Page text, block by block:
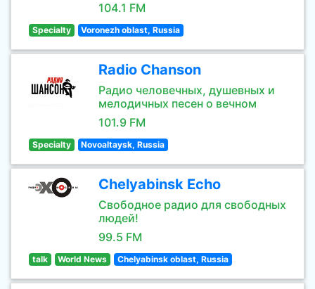
104.1 FM
Specialty Voronezh oblast, Russia
Radio Chanson
Радио человечных, душевных и
мелодичных песен о вечном
101.9 FM
Specialty Novoaltaysk, Russia
Chelyabinsk Echo
Свободное радио для свободных
людей!
99.5 FM
talk World News Chelyabinsk oblast, Russia